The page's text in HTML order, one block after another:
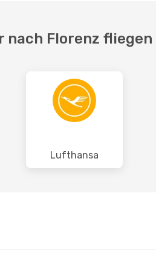
nach Florenz fliegen
Lufthansa